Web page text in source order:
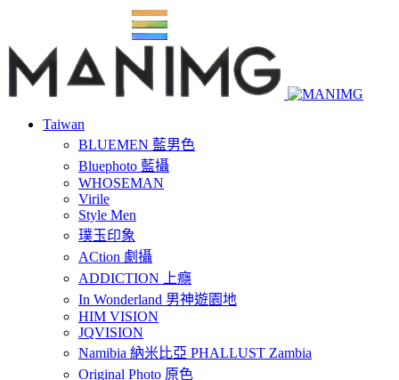
Taiwan
BLUEMEN 藍男色
Bluephoto 藍攝
WHOSEMAN
Virile
Style Men
璞玉印象
ACtion 劇攝
ADDICTION 上癮
In Wonderland 男神遊園地
HIM VISION
JQVISION
Namibia 納米比亞 PHALLUST Zambia
Original Photo 原色